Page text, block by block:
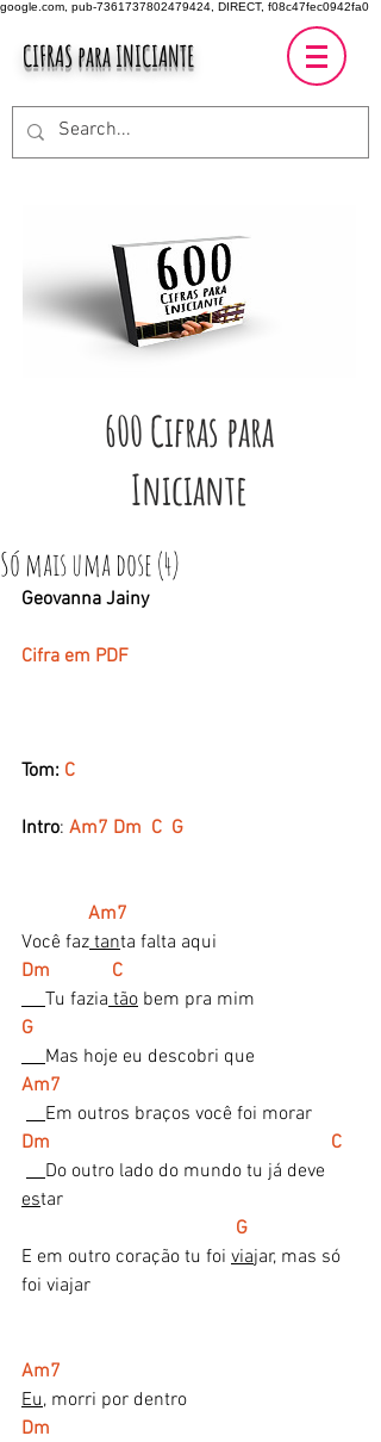
google.com, pub-7361737802479424, DIRECT, f08c47fec0942fa0
CIFRAS para INICIANTE
600 Cifras para
Iniciante
Só mais uma dose (4)
Geovanna Jainy
Cifra em PDF
Tom: C
Intro: Am7 Dm  C  G
             Am7
Você faz tanta falta aqui
Dm             C
Tu fazia tão bem pra mim
G
Mas hoje eu descobri que
Am7
Em outros braços você foi morar
Dm                                                           C
Do outro lado do mundo tu já deve
estar
   G
E em outro coração tu foi viajar, mas só
foi viajar
Am7
Eu, morri por dentro
Dm